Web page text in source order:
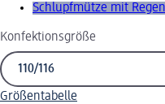
Schlupfmütze mit
Konfektionsgröße
Größentabelle